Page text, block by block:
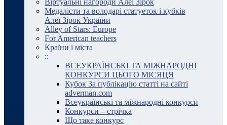
Віртуальні нагороди Алеї Зірок
Медалісти та володарі статуеток і кубків
Алеї Зірок України
Alley of Stars: Europe
For American teachers
Країни і міста
::
ВСЕУКРАЇНСЬКІ ТА МІЖНАРОДНІ
КОНКУРСИ ЦЬОГО МІСЯЦЯ
Кубок За публікацію статті на сайті
adverman.com
Всеукраїнські та міжнародні конкурси
Конкурси – стрічка
Що таке конкурс